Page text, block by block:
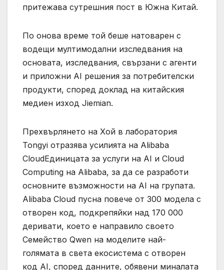
притежава сутрешния пост в Южна Китай.
По онова време той беше натоварен с
водещи мултимодални изследвания на
основата, изследвания, свързани с агенти
и приложни AI решения за потребителски
продукти, според доклад на китайския
медиен изход Jiemian.
Прехвърлянето на Хой в лаборатория
Tongyi отразява усилията на Alibaba
CloudЕдиницата за услуги на AI и Cloud
Computing на Alibaba, за да се разработи
основните възможности на AI на групата.
Alibaba Cloud пусна повече от 300 модела с
отворен код, подкрепяйки над 170 000
деривати, което е направило своето
Семейство Qwen на моделите най-
голямата в света екосистема с отворен
код AI, според данните, обявени миналата